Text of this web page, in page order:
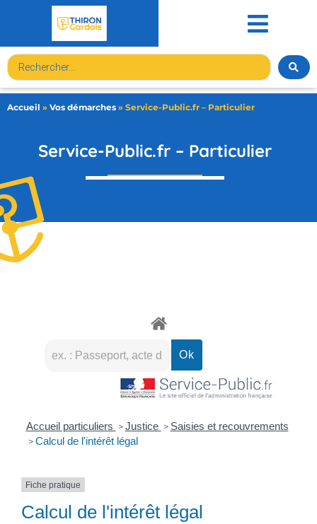
Accueil » Vos démarches » Service-Public.fr – Particulier
Service-Public.fr – Particulier
Accueil particuliers > Justice > Saisies et recouvrements
> Calcul de l'intérêt légal
Fiche pratique
Calcul de l'intérêt légal